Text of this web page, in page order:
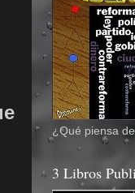
¿Qué piensa
3 Libros